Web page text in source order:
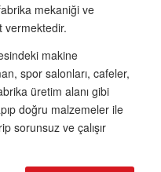
mekaniği ve
vermektedir.
makine
spor salonları, cafeler,
üretim alanı gibi
doğru malzemeler ile
sorunsuz ve çalışır